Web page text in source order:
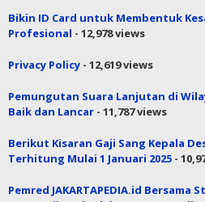
Bikin ID Card untuk Membentuk
Profesional - 12,978 views
Privacy Policy - 12,619 views
Pemungutan Suara Lanjutan di
Baik dan Lancar - 11,787 views
Berikut Kisaran Gaji Sang Kepala
Terhitung Mulai 1 Januari 2025 -
Pemred JAKARTAPEDIA.id